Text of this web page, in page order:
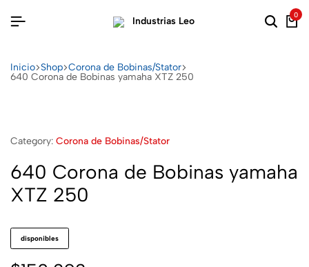
0
Inicio Shop Corona de Bobinas/Stator
640 Corona de Bobinas yamaha XTZ 250
Category: Corona de Bobinas/Stator
640 Corona de Bobinas yamaha
XTZ 250
disponibles